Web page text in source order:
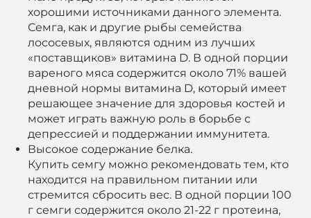
хорошими источниками данного элемента.
Семга, как и другие рыбы семейства
лососевых, являются одним из лучших
«поставщиков» витамина D. В одной порции
вареного мяса содержится около 71% вашей
дневной нормы витамина D, который имеет
решающее значение для здоровья костей и
может играть важную роль в борьбе с
депрессией и поддержании иммунитета.
Высокое содержание белка.
Купить семгу можно рекомендовать тем, кто
находится на правильном питании или
стремится сбросить вес. В одной порции 100
г семги содержится около 21-22 г протеина,